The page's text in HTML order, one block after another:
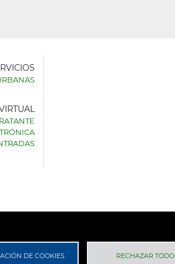
DE COOKIES RECHAZAR TODO
Política de Privacidad RGPD